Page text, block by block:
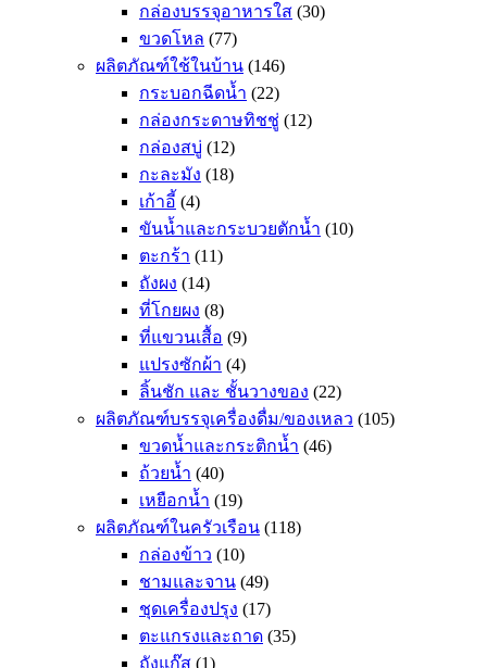
กล่องบรรจุอาหารใส (30)
ขวดโหล (77)
ผลิตภัณฑ์ใช้ในบ้าน (146)
กระบอกฉีดน้ำ (22)
กล่องกระดาษทิชชู่ (12)
กล่องสบู่ (12)
กะละมัง (18)
เก้าอี้ (4)
ขันน้ำและกระบวยตักน้ำ (10)
ตะกร้า (11)
ถังผง (14)
ที่โกยผง (8)
ที่แขวนเสื้อ (9)
แปรงซักผ้า (4)
ลิ้นชัก และ ชั้นวางของ (22)
ผลิตภัณฑ์บรรจุเครื่องดื่ม/ของเหลว (105)
ขวดน้ำและกระติกน้ำ (46)
ถ้วยน้ำ (40)
เหยือกน้ำ (19)
ผลิตภัณฑ์ในครัวเรือน (118)
กล่องข้าว (10)
ชามและจาน (49)
ชุดเครื่องปรุง (17)
ตะแกรงและถาด (35)
ถังแก๊ส (1)